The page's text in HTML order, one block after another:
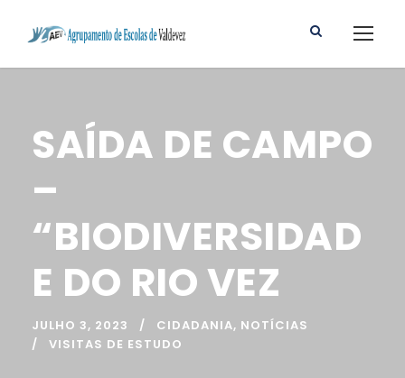
SAÍDA DE CAMPO
–
“BIODIVERSIDAD
E DO RIO VEZ
JULHO 3, 2023 CIDADANIA, NOTÍCIAS
VISITAS DE ESTUDO